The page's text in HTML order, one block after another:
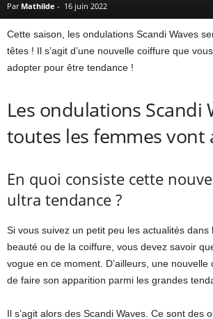
Par Mathilde - 16 juin 2022
Cette saison, les ondulations Scandi Waves
têtes ! Il s’agit d’une nouvelle coiffure que
adopter pour être tendance !
Les ondulations Scandi
toutes les femmes vont
En quoi consiste cette
ultra tendance ?
Si vous suivez un petit peu les actualités dans
beauté ou de la coiffure, vous devez savoir
vogue en ce moment. D’ailleurs, une nouvelle
de faire son apparition parmi les grandes
Il s’agit alors des Scandi Waves. Ce sont des